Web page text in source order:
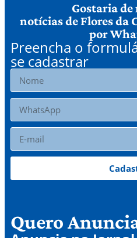
Gostaria de
notícias de Flores da
por
Preencha o
se cadastrar
Quero